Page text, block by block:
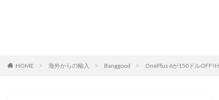
HOME 海外からの輸入 Banggood OnePlus 6が150ドル